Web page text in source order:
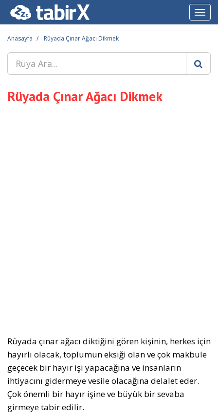
Anasayfa Rüyada Çınar Ağacı Dikmek
Rüyada Çınar Ağacı Dikmek
Rüyada çınar ağacı diktiğini gören kişinin, herkes için
hayırlı olacak, toplumun eksiği olan ve çok makbule
geçecek bir hayır işi yapacağına ve insanların
ihtiyacını gidermeye vesile olacağına delalet eder.
Çok önemli bir hayır işine ve büyük bir sevaba
girmeye tabir edilir.